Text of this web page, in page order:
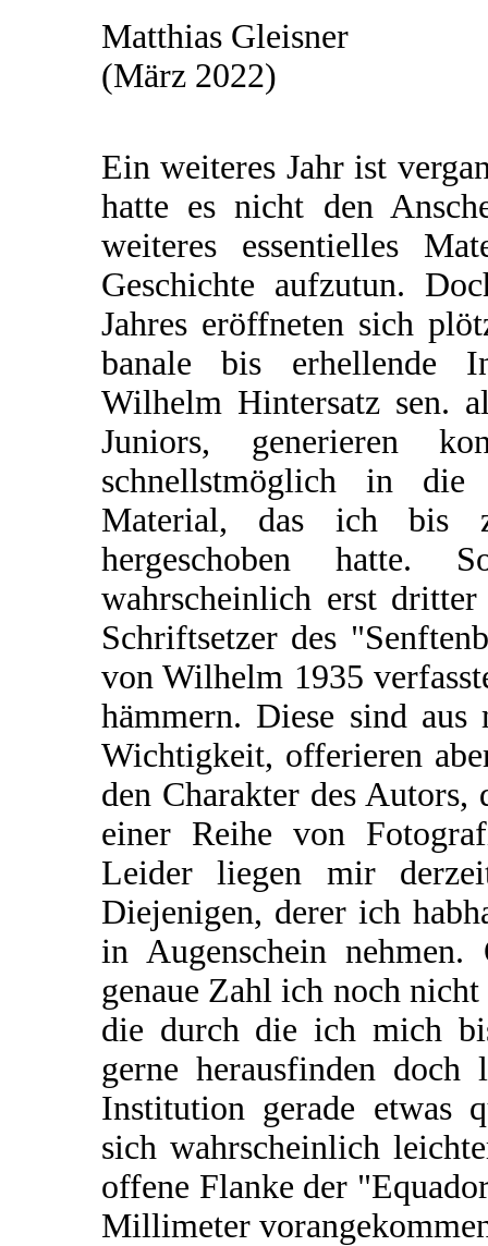
Matthias Gleisner
(März 2022)
Ein weiteres Jahr ist
hatte es nicht den
weiteres essentielles
Geschichte aufzutun.
Jahres eröffneten sich
banale bis erhellende
Wilhelm Hintersatz sen.
Juniors, generieren
schnellstmöglich in
Material, das ich bis
hergeschoben
wahrscheinlich erst
Schriftsetzer des
von Wilhelm 1935
hämmern. Diese sind aus
Wichtigkeit, offerieren
den Charakter des
einer Reihe von
Leider liegen mir
Diejenigen, derer ich
in Augenschein
genaue Zahl ich noch
die durch die ich mich
gerne herausfinden
Institution gerade etwas
sich wahrscheinlich
offene Flanke der
Millimeter